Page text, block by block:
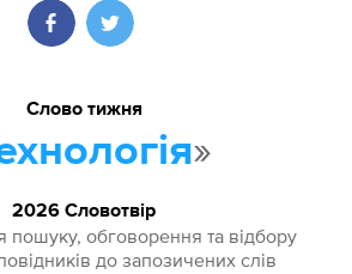
Слово тижня
»
2026 Словотвір
пошуку, обговорення та відбору
до запозичених слів